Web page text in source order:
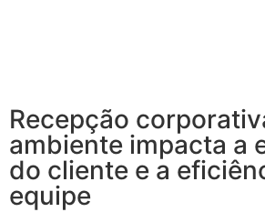
Recepção
ambiente impacta a
do cliente e a
equipe